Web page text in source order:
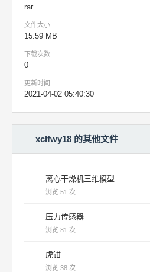
rar
文件大小
15.59 MB
下载次数
0
更新时间
2021-04-02 05:40:30
xclfwy18 的其他文件
离心干燥机三维模型
浏览 51 次
压力传感器
浏览 81 次
虎钳
浏览 38 次